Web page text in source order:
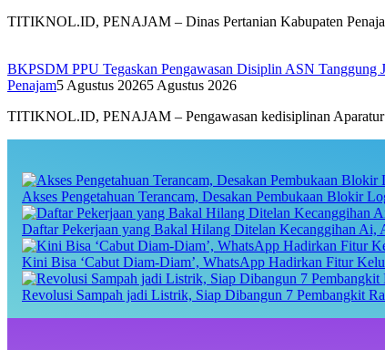
TITIKNOL.ID, PENAJAM – Dinas Pertanian Kabupaten
BKPSDM PPU Tegaskan Pengawasan Disiplin ASN Tanggung
Penajam5 Agustus 20265 Agustus 2026
TITIKNOL.ID, PENAJAM – Pengawasan kedisiplinan
Akses Pengetahuan Terancam, Desakan Pembukaan Blokir
Daftar Pekerjaan yang Bakal Hilang Ditelan Kecanggihan Ai,
Kini Bisa ‘Cabut Diam-Diam’, WhatsApp Hadirkan Fitur
Revolusi Sampah jadi Listrik, Siap Dibangun 7 Pembangkit